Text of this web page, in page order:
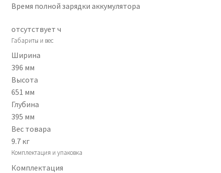
Время полной зарядки аккумулятора
отсутствует ч
Габариты и вес
Ширина
396 мм
Высота
651 мм
Глубина
395 мм
Вес товара
9.7 кг
Комплектация и упаковка
Комплектация